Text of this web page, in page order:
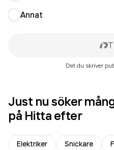
Annat
Det du skriver
Just nu söker
på Hitta efter
Elektriker Snickare